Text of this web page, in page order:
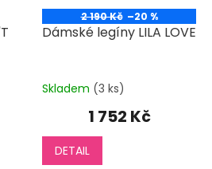
2 190 Kč –20 %
Dámské legíny LILA LOVE
Skladem (3 ks)
1 752 Kč
DETAIL